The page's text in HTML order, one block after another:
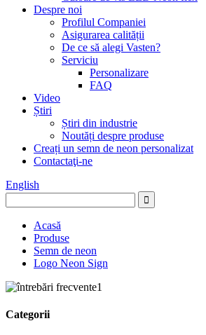
Despre noi
Profilul Companiei
Asigurarea calității
De ce să alegi Vasten?
Serviciu
Personalizare
FAQ
Video
Știri
Știri din industrie
Noutăți despre produse
Creați un semn de neon personalizat
Contactaţi-ne
English
Acasă
Produse
Semn de neon
Logo Neon Sign
Categorii